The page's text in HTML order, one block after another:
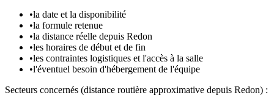
•la date et la disponibilité
•la formule retenue
•la distance réelle depuis Redon
•les horaires de début et de fin
•les contraintes logistiques et l'accès à la salle
•l'éventuel besoin d'hébergement de l'équipe
Secteurs concernés (distance routière approximative depuis Redon) :